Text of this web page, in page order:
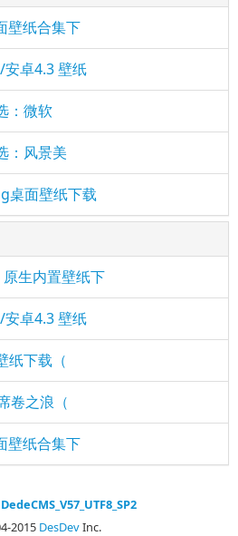
壁纸合集下
卓4.3 壁纸
：微软
：风景美
桌面壁纸下载
生内置壁纸下
卓4.3 壁纸
纸下载（
卷之浪（
壁纸合集下
DedeCMS_V57_UTF8_SP2
2015 DesDevInc.